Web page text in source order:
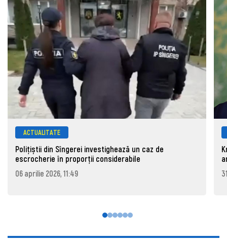
ACTUALITATE
Polițiștii din Sîngerei investighează un caz de
escrocherie în proporții considerabile
06 aprilie 2026, 11:49